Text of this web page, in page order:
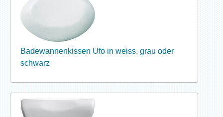
Badewannenkissen Ufo in weiss, grau oder
schwarz